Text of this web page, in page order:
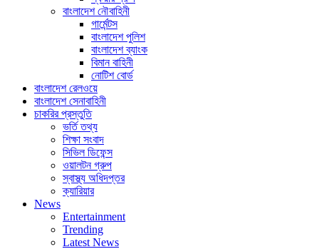
বাংলাদেশ নৌবাহিনী
গার্মেন্টস
বাংলাদেশ পুলিশ
বাংলাদেশ ব্যাংক
বিমান বাহিনী
নোটিশ বোর্ড
বাংলাদেশ রেলওয়ে
বাংলাদেশ সেনাবাহিনী
চাকরির প্রস্তুতি
ভর্তি তথ্য
শিক্ষা সংবাদ
সিভিল ডিফেন্স
ওয়ালটন গ্রুপ
স্বাস্থ্য অধিদপ্তর
ক্যারিয়ার
News
Entertainment
Trending
Latest News